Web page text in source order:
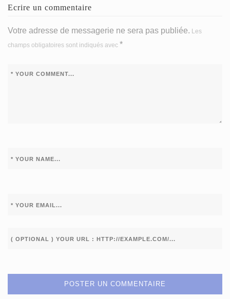
Ecrire un commentaire
Votre adresse de messagerie ne sera pas publiée. Les
champs obligatoires sont indiqués avec *